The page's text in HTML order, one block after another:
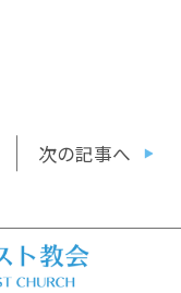
次の記事へ